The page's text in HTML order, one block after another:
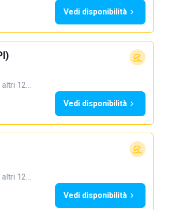
Vedi disponibilità
altri 12…
Vedi disponibilità
altri 12…
Vedi disponibilità